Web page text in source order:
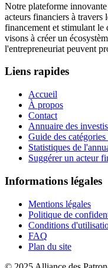
Notre plateforme innovante
acteurs financiers à travers
financement et stimulant le
visons à créer un
l'entrepreneuriat peuvent
Liens rapides
Accueil
À propos
Contact
Annuaire des
Guide des catégories
Statistiques de
Suggérer un acteur
Informations légales
Mentions légales
Politique de
Conditions
FAQ
Plan du site